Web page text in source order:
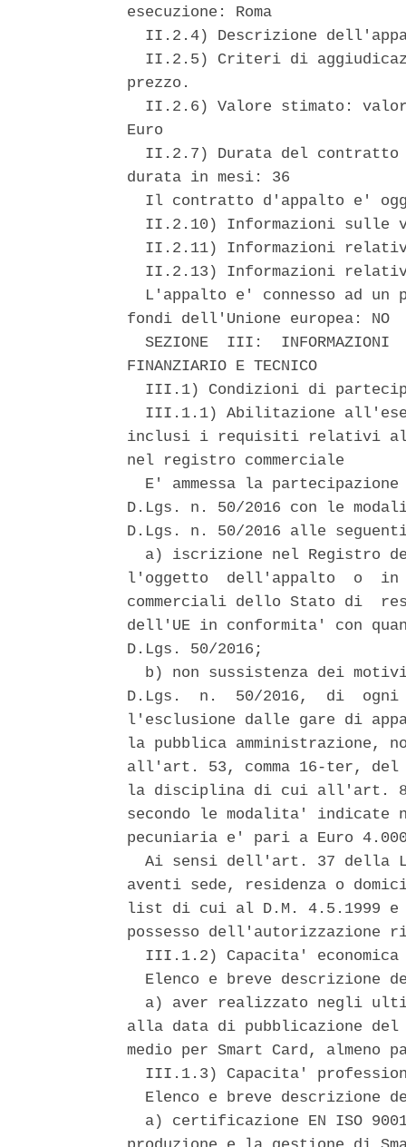
esecuzione: Roma
II.2.4) Descrizione
II.2.5) Criteri di
prezzo.
II.2.6) Valore stimato:
Euro
II.2.7) Durata del
durata in mesi: 36
Il contratto d'appalto e'
II.2.10) Informazioni sulle
II.2.11) Informazioni
II.2.13) Informazioni
L'appalto e' connesso ad un
fondi dell'Unione europea: NO
SEZIONE  III:  INFORMAZIONI
FINANZIARIO E TECNICO
III.1) Condizioni di
III.1.1) Abilitazione
inclusi i requisiti relativi
nel registro commerciale
E' ammessa la
D.Lgs. n. 50/2016 con le
D.Lgs. n. 50/2016 alle
a) iscrizione nel Registro
l'oggetto  dell'appalto  o
commerciali dello Stato di
dell'UE in conformita' con
D.Lgs. 50/2016;
b) non sussistenza dei
D.Lgs.  n.  50/2016,  di
l'esclusione dalle gare di
la pubblica
all'art. 53, comma 16-ter, del
la disciplina di cui all'art.
secondo le modalita'
pecuniaria e' pari a Euro
Ai sensi dell'art. 37 della
aventi sede, residenza o
list di cui al D.M. 4.5.1999 e
possesso dell'autorizzazione
III.1.2) Capacita'
Elenco e breve descrizione
a) aver realizzato negli
alla data di pubblicazione del
medio per Smart Card,
III.1.3) Capacita'
Elenco e breve descrizione
a) certificazione EN ISO